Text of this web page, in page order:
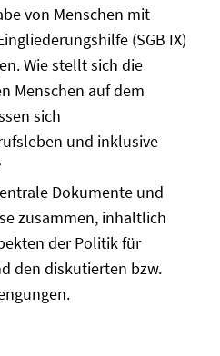
von Menschen mit
(SGB IX)
Wie stellt sich die
Menschen auf dem
sich
und inklusive
Dokumente und
zusammen, inhaltlich
der Politik für
den diskutierten bzw.